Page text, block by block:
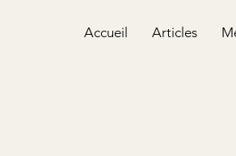
Accueil Articles